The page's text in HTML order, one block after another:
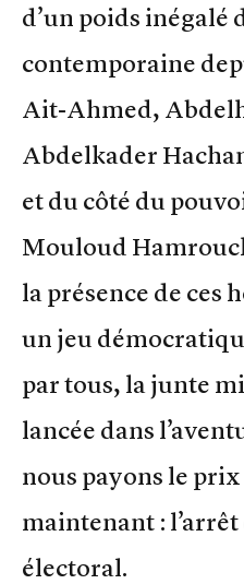
d’un poids inégalé
contemporaine
Ait-Ahmed,
Abdelkader
et du côté du
Mouloud
la présence de ces
un jeu
par tous, la junte
lancée dans
nous payons le prix
maintenant :
électoral.